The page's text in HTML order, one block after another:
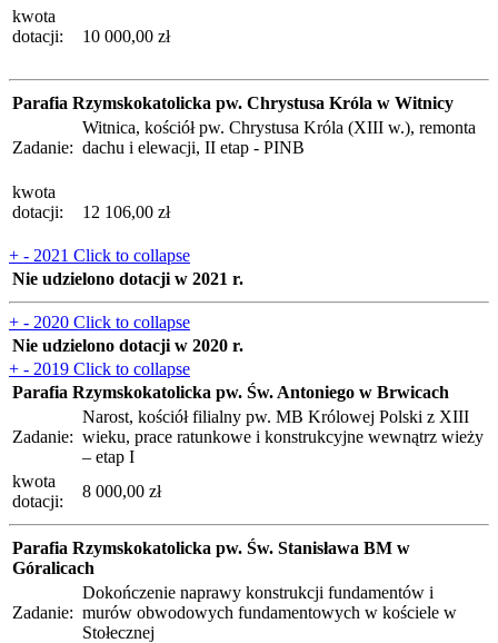
kwota
dotacji:
10 000,00 zł
Parafia Rzymskokatolicka pw. Chrystusa Króla w Witnicy
Zadanie:
Witnica, kościół pw. Chrystusa Króla (XIII w.), remonta
dachu i elewacji, II etap - PINB
kwota
dotacji:
12 106,00 zł
+ - 2021 Click to collapse
Nie udzielono dotacji w 2021 r.
+ - 2020 Click to collapse
Nie udzielono dotacji w 2020 r.
+ - 2019 Click to collapse
Parafia Rzymskokatolicka pw. Św. Antoniego w Brwicach
Zadanie:
Narost, kościół filialny pw. MB Królowej Polski z XIII
wieku, prace ratunkowe i konstrukcyjne wewnątrz wieży
– etap I
kwota
dotacji:
8 000,00 zł
Parafia Rzymskokatolicka pw. Św. Stanisława BM w
Góralicach
Zadanie:
Dokończenie naprawy konstrukcji fundamentów i
murów obwodowych fundamentowych w kościele w
Stołecznej